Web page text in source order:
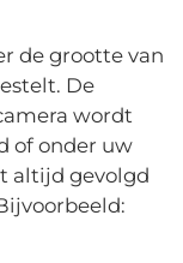
de grootte van
De
wordt
of onder uw
altijd gevolgd